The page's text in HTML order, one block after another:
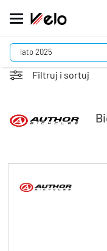
MARKI
AKCESORIA
STROJE
Filtruj i sortuj